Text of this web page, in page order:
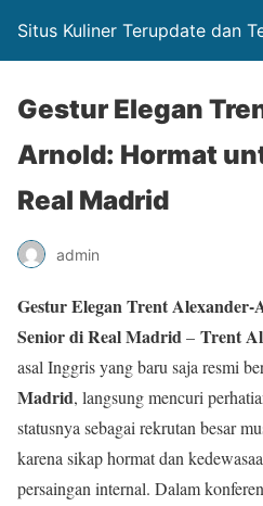
Situs Kuliner Terupdate dan
Gestur Elegan
Arnold: Hormat
Real Madrid
admin
Gestur Elegan Trent
Senior di Real Madrid– Trent
asal Inggris yang baru saja resmi
Madrid, langsung mencuri
statusnya sebagai rekrutan besar
karena sikap hormat dan
persaingan internal. Dalam